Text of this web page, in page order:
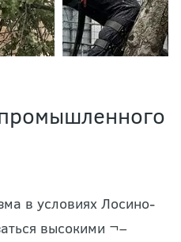
в условиях Лосино-
высокими ¬–